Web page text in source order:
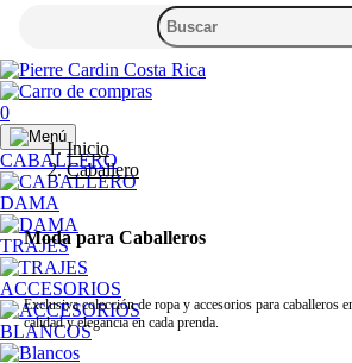
0
CABALLERO
DAMA
TRAJES
ACCESORIOS
BLANCOS
Inicio
Caballero
Moda para Caballeros
Exclusiva colección de ropa y accesorios para caballeros
calidad y elegancia en cada prenda.